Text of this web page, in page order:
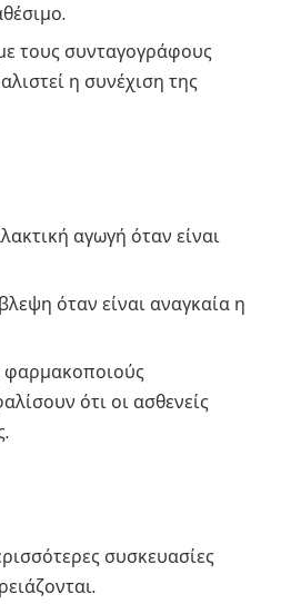
τους συνταγογράφους
η συνέχιση της
αγωγή όταν είναι
όταν είναι αναγκαία η
φαρμακοποιούς
ότι οι ασθενείς
συσκευασίες